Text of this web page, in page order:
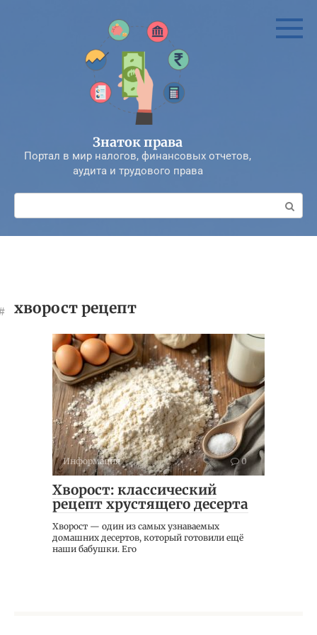
Знаток права
Портал в мир налогов, финансовых отчетов,
аудита и трудового права
Поиск:
хворост рецепт
Информация 0
Хворост: классический
рецепт хрустящего десерта
Хворост — один из самых узнаваемых
домашних десертов, который готовили ещё
наши бабушки. Его